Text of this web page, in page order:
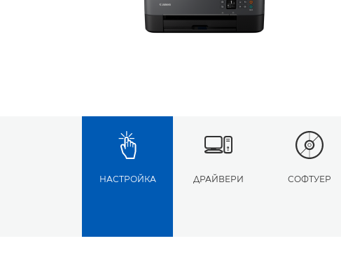
НАСТРОЙКА ДРАЙВЕРИ СОФТУЕР